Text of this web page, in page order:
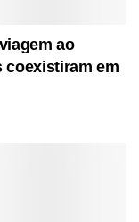
ao
coexistiram em